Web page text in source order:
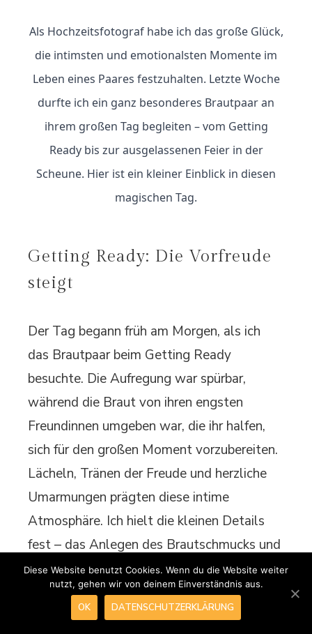
Als Hochzeitsfotograf habe ich das große Glück,
die intimsten und emotionalsten Momente im
Leben eines Paares festzuhalten. Letzte Woche
durfte ich ein ganz besonderes Brautpaar an
ihrem großen Tag begleiten – vom Getting
Ready bis zur ausgelassenen Feier in der
Scheune. Hier ist ein kleiner Einblick in diesen
magischen Tag.
Getting Ready: Die Vorfreude
steigt
Der Tag begann früh am Morgen, als ich
das Brautpaar beim Getting Ready
besuchte. Die Aufregung war spürbar,
während die Braut von ihren engsten
Freundinnen umgeben war, die ihr halfen,
sich für den großen Moment vorzubereiten.
Lächeln, Tränen der Freude und herzliche
Umarmungen prägten diese intime
Atmosphäre. Ich hielt die kleinen Details
fest – das Anlegen des Brautschmucks und
die letzten Handgriffe beim Make-up. Diese
Momente sind oft so flüchtig, aber sie
erzählen eine Geschichte von Liebe und
Diese Website benutzt Cookies. Wenn du die Website weiter
nutzt, gehen wir von deinem Einverständnis aus.
OK DATENSCHUTZERKLÄRUNG